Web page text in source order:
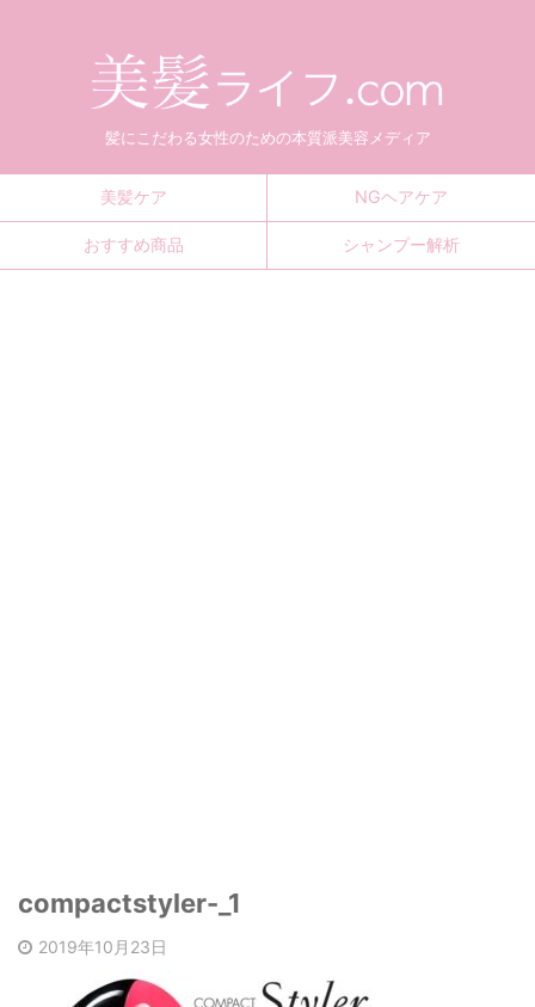
髪にこだわる女性のための本質派美容メディア
美髪ケア NGヘアケア
おすすめ商品 シャンプー解析
compactstyler-_1
2019年10月23日